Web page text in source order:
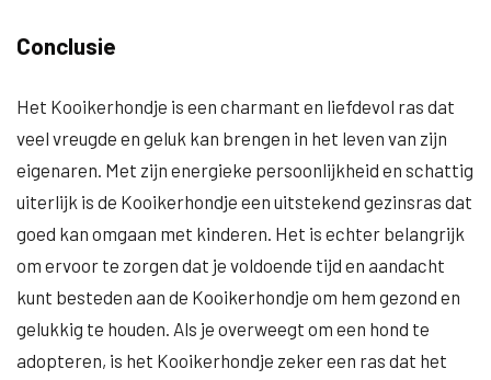
Conclusie
Het Kooikerhondje is een charmant en liefdevol ras dat
veel vreugde en geluk kan brengen in het leven van zijn
eigenaren. Met zijn energieke persoonlijkheid en schattig
uiterlijk is de Kooikerhondje een uitstekend gezinsras dat
goed kan omgaan met kinderen. Het is echter belangrijk
om ervoor te zorgen dat je voldoende tijd en aandacht
kunt besteden aan de Kooikerhondje om hem gezond en
gelukkig te houden. Als je overweegt om een hond te
adopteren, is het Kooikerhondje zeker een ras dat het